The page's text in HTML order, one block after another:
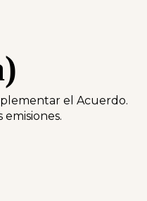
el Acuerdo.